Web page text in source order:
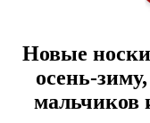
Новые
осень-
мальчиков